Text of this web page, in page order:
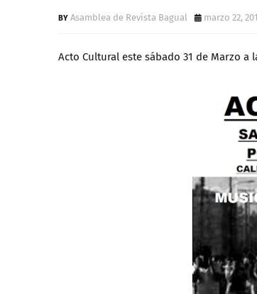
Asamblea de Revista Bagual marzo 22,
Acto Cultural este sábado 31 de Marzo a